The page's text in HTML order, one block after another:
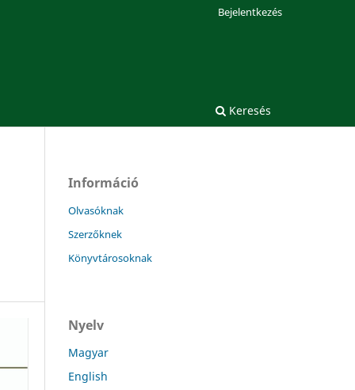
Keresés
Bejelentkezés
Információ
Olvasóknak
Szerzőknek
Könyvtárosoknak
Nyelv
Magyar
English